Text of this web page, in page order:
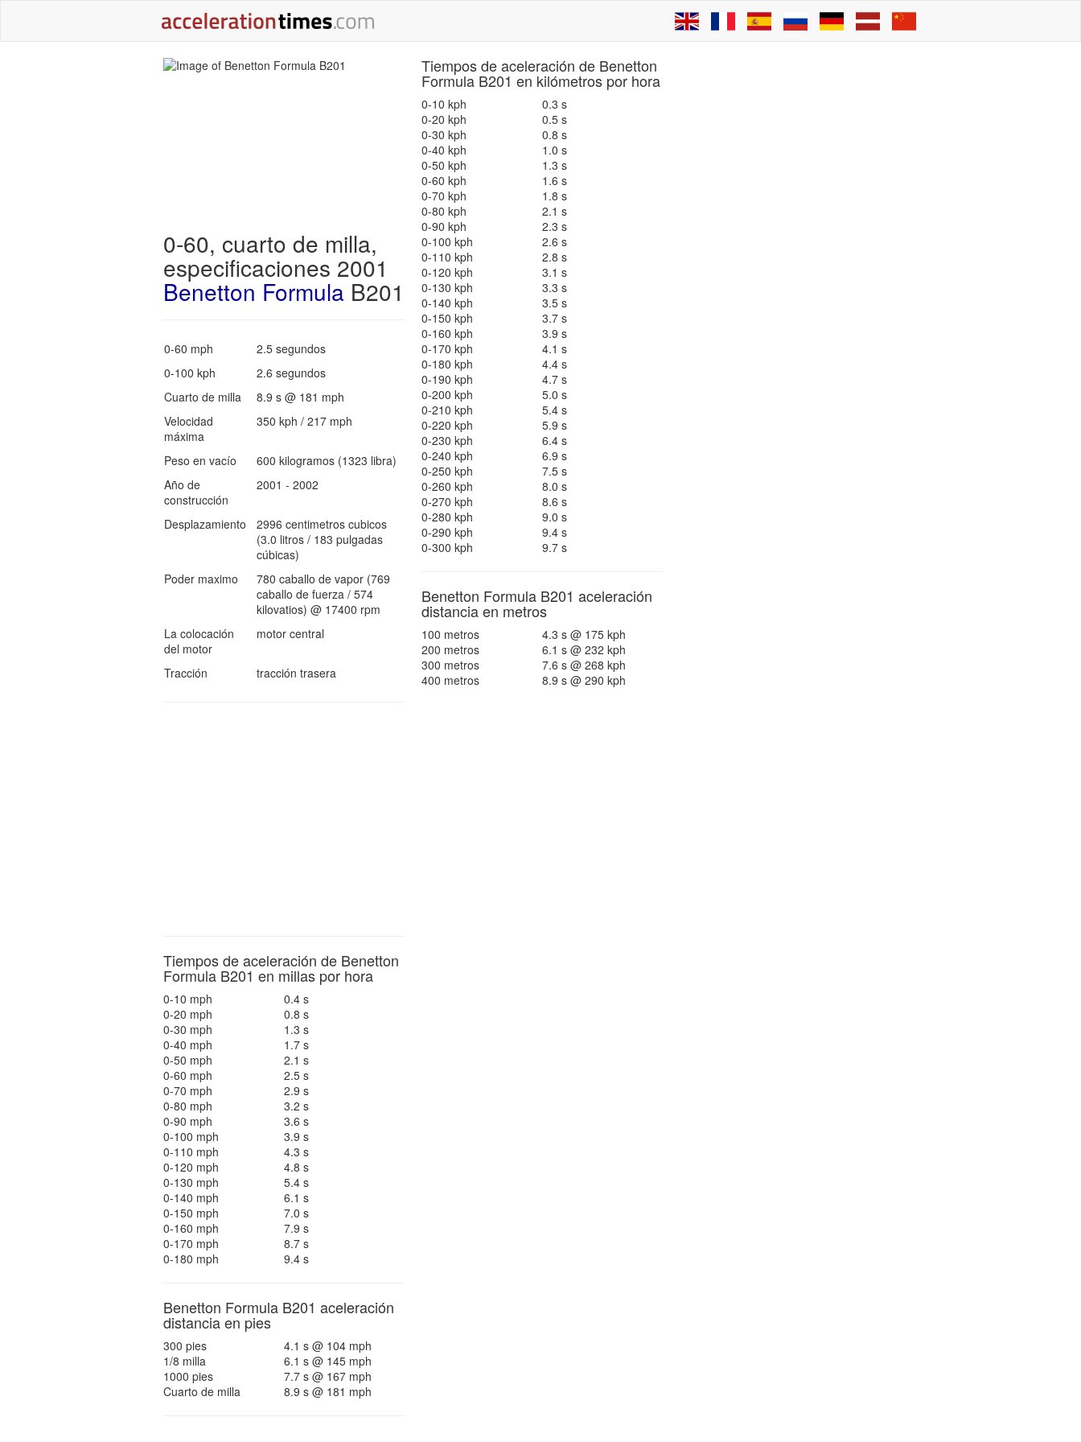
0-60, cuarto de milla,
especificaciones 2001
Benetton Formula B201
0-60 mph
2.5 segundos
0-100 kph
2.6 segundos
Cuarto de milla
8.9 s @ 181 mph
Velocidad
máxima
350 kph / 217 mph
Peso en vacío
600 kilogramos (1323 libra)
Año de
construcción
2001 - 2002
Desplazamiento
2996 centimetros cubicos
(3.0 litros / 183 pulgadas
cúbicas)
Poder maximo
780 caballo de vapor (769
caballo de fuerza / 574
kilovatios) @ 17400 rpm
La colocación
del motor
motor central
Tracción tracción trasera
Tiempos de aceleración de Benetton
Formula B201 en millas por hora
0-10 mph
0.4 s
0-20 mph
0.8 s
0-30 mph
1.3 s
0-40 mph
1.7 s
0-50 mph
2.1 s
0-60 mph
2.5 s
0-70 mph
2.9 s
0-80 mph
3.2 s
0-90 mph
3.6 s
0-100 mph
3.9 s
0-110 mph
4.3 s
0-120 mph
4.8 s
0-130 mph
5.4 s
0-140 mph
6.1 s
0-150 mph
7.0 s
0-160 mph
7.9 s
0-170 mph
8.7 s
0-180 mph
9.4 s
Benetton Formula B201 aceleración
distancia en pies
300 pies
4.1 s @ 104 mph
1/8 milla
6.1 s @ 145 mph
1000 pies
7.7 s @ 167 mph
Cuarto de milla
8.9 s @ 181 mph
Tiempos de aceleración de Benetton
Formula B201 en kilómetros por hora
0-10 kph
0.3 s
0-20 kph
0.5 s
0-30 kph
0.8 s
0-40 kph
1.0 s
0-50 kph
1.3 s
0-60 kph
1.6 s
0-70 kph
1.8 s
0-80 kph
2.1 s
0-90 kph
2.3 s
0-100 kph
2.6 s
0-110 kph
2.8 s
0-120 kph
3.1 s
0-130 kph
3.3 s
0-140 kph
3.5 s
0-150 kph
3.7 s
0-160 kph
3.9 s
0-170 kph
4.1 s
0-180 kph
4.4 s
0-190 kph
4.7 s
0-200 kph
5.0 s
0-210 kph
5.4 s
0-220 kph
5.9 s
0-230 kph
6.4 s
0-240 kph
6.9 s
0-250 kph
7.5 s
0-260 kph
8.0 s
0-270 kph
8.6 s
0-280 kph
9.0 s
0-290 kph
9.4 s
0-300 kph
9.7 s
Benetton Formula B201 aceleración
distancia en metros
100 metros
4.3 s @ 175 kph
200 metros
6.1 s @ 232 kph
300 metros
7.6 s @ 268 kph
400 metros
8.9 s @ 290 kph